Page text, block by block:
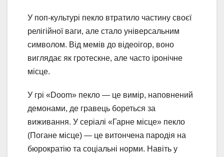
У поп-культурі пекло втратило частину своєї
релігійної ваги, але стало універсальним
символом. Від мемів до відеоігор, воно
виглядає як гротескне, але часто іронічне
місце.
У грі «Doom» пекло — це вимір, наповнений
демонами, де гравець бореться за
виживання. У серіалі «Гарне місце» пекло
(Погане місце) — це витончена пародія на
бюрократію та соціальні норми. Навіть у